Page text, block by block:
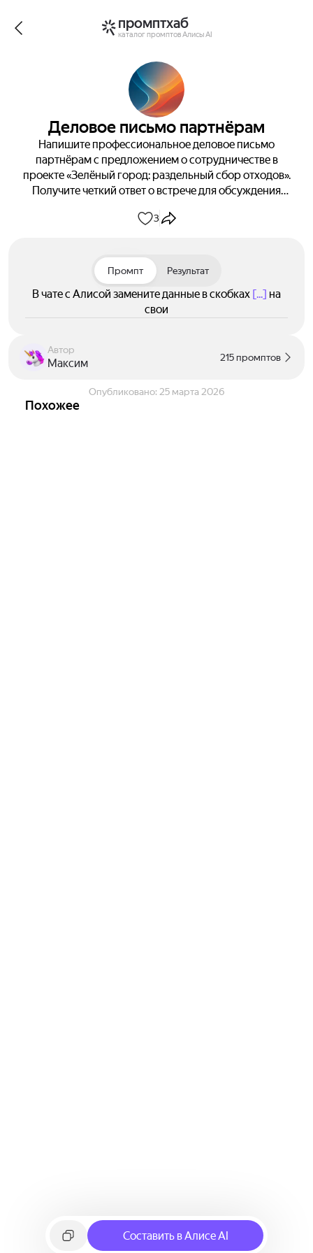
промптхаб
каталог промптов Алисы AI
Деловое письмо партнёрам
Напишите профессиональное деловое письмо
партнёрам с предложением о сотрудничестве в
проекте «Зелёный город: раздельный сбор отходов».
Получите четкий ответ о встрече для обсуждения
3
Промпт Результат
В чате с Алисой замените данные в скобках [...] на
свои
Автор
Максим 215 промптов
Опубликовано: 25 марта 2026
Похожее
Составить в Алисе AI